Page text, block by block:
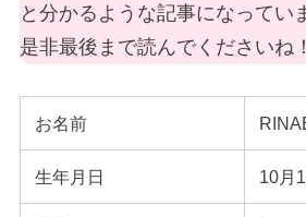
と分かるような記事になってい
是非最後まで読んでくださいね！
お名前
生年月日 10月